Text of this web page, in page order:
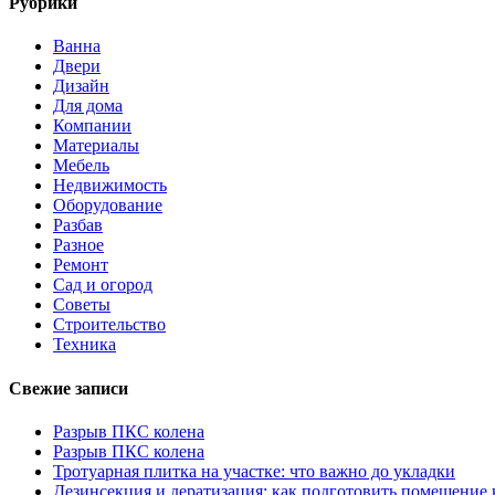
Ванна
Двери
Дизайн
Для дома
Компании
Материалы
Мебель
Недвижимость
Оборудование
Разбав
Разное
Ремонт
Сад и огород
Советы
Строительство
Техника
Свежие записи
Разрыв ПКС колена
Разрыв ПКС колена
Тротуарная плитка на участке: что важно до укладки
Дезинсекция и дератизация: как подготовить